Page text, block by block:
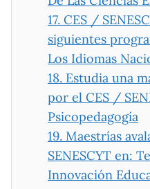
17. CES /
siguientes
Los Idiomas
18. Estudia una
por el CES /
Psicopedagogía
19. Maestrías
SENESCYT en:
Innovación